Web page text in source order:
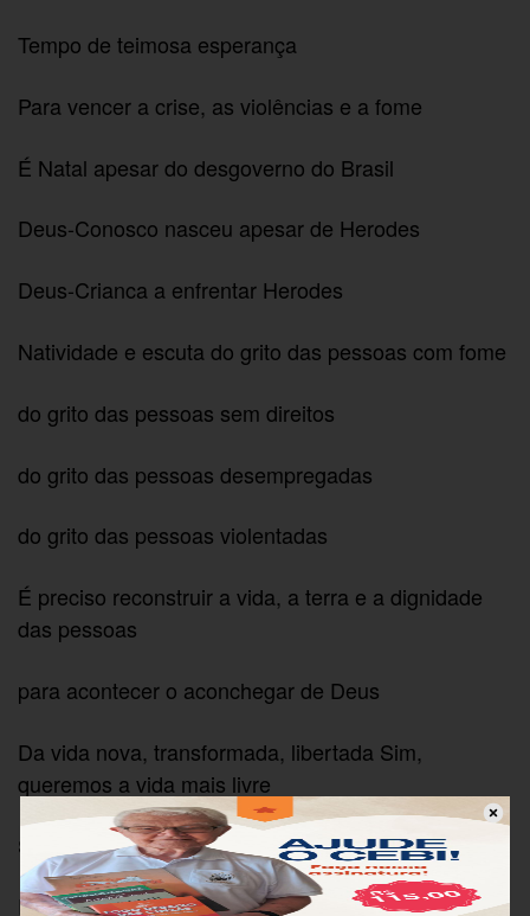
Tempo de teimosa esperança
Para vencer a crise, as violências e a fome
É Natal apesar do desgoverno do Brasil
Deus-Conosco nasceu apesar de Herodes
Deus-Crianca a enfrentar Herodes
Natividade e escuta do grito das pessoas com fome
do grito das pessoas sem direitos
do grito das pessoas desempregadas
do grito das pessoas violentadas
É preciso reconstruir a vida, a terra e a dignidade
das pessoas
para acontecer o aconchegar de Deus
Da vida nova, transformada, libertada Sim,
queremos a vida mais livre
Sem medo de ser feliz
E ver nossas filhas, nossos filhos crescendo e